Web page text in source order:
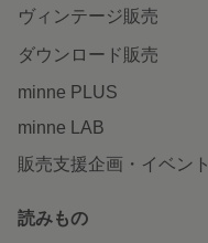
ヴィンテージ販売
ダウンロード販売
minne PLUS
minne LAB
販売支援企画・イベント
読みもの